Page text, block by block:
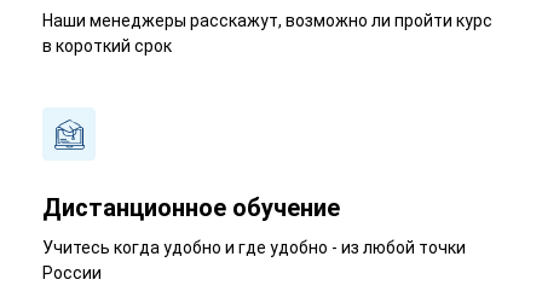
Наши менеджеры расскажут, возможно ли пройти курс
в короткий срок
Дистанционное обучение
Учитесь когда удобно и где удобно - из любой точки
России